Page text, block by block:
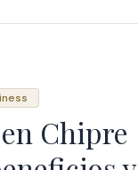
Chipre